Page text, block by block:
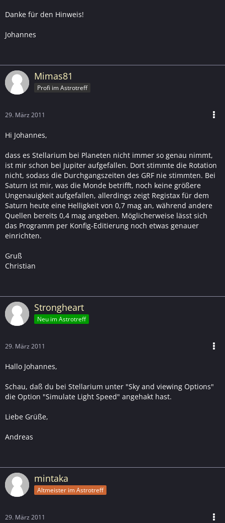
Danke für den Hinweis!
Johannes
Mimas81
Profi im Astrotreff
29. März 2011
Hi Johannes,
dass es Stellarium bei Planeten nicht immer so genau nimmt,
ist mir schon bei Jupiter aufgefallen. Dort stimmte die Rotation
nicht, sodass die Durchgangszeiten des GRF nie stimmten. Bei
Saturn ist mir, was die Monde betrifft, noch keine größere
Ungenauigkeit aufgefallen, allerdings zeigt Registax für dem
Saturn heute eine Helligkeit von 0,7 mag an, während andere
Quellen bereits 0,4 mag angeben. Möglicherweise lässt sich
das Programm per Konfig-Editierung noch etwas genauer
einrichten.
Gruß
Christian
Strongheart
Neu im Astrotreff
29. März 2011
Hallo Johannes,
Schau, daß du bei Stellarium unter "Sky and viewing Options"
die Option "Simulate Light Speed" angehakt hast.
Liebe Grüße,
Andreas
mintaka
Altmeister im Astrotreff
29. März 2011